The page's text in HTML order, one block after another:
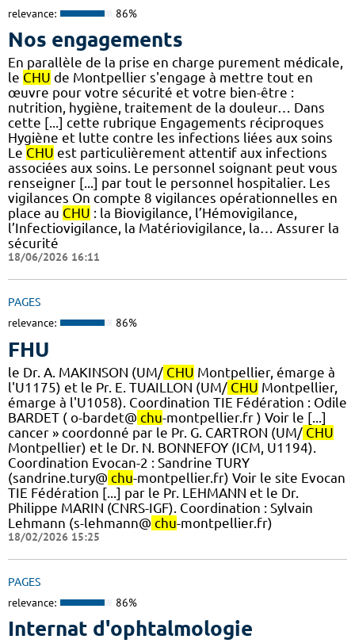
relevance: 86%
Nos engagements
En parallèle de la prise en charge purement médicale,
le CHU de Montpellier s'engage à mettre tout en
œuvre pour votre sécurité et votre bien-être :
nutrition, hygiène, traitement de la douleur… Dans
cette [...] cette rubrique Engagements réciproques
Hygiène et lutte contre les infections liées aux soins
Le CHU est particulièrement attentif aux infections
associées aux soins. Le personnel soignant peut vous
renseigner [...] par tout le personnel hospitalier. Les
vigilances On compte 8 vigilances opérationnelles en
place au CHU : la Biovigilance, l’Hémovigilance,
l’Infectiovigilance, la Matériovigilance, la… Assurer la
sécurité
18/06/2026 16:11
PAGES
relevance: 86%
FHU
le Dr. A. MAKINSON (UM/ CHU Montpellier, émarge à
l'U1175) et le Pr. E. TUAILLON (UM/ CHU Montpellier,
émarge à l'U1058). ​Coordination TIE Fédération : Odile
BARDET ( o-bardet@ chu-montpellier.fr ) Voir le [...]
cancer » coordonné par le Pr. G. CARTRON (UM/ CHU
Montpellier) et le Dr. N. BONNEFOY (ICM, U1194).
Coordination Evocan-2 : Sandrine TURY
(sandrine.tury@ chu-montpellier.fr) Voir le site Evocan
TIE Fédération [...] par le Pr. LEHMANN et le Dr.
Philippe MARIN (CNRS-IGF). ​Coordination : Sylvain
Lehmann (s-lehmann@ chu-montpellier.fr)
18/02/2026 15:25
PAGES
relevance: 86%
Internat d'ophtalmologie